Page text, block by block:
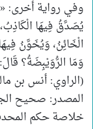
وفي رواية أخرى:
يُصَدَّقُ فِيهَا
الْخَائِنُ، وَيُخَوَّنُ
وَمَا الرُّوَيْبِضَةُ؟
(الراوي: أنس بن
خلاصة حكم